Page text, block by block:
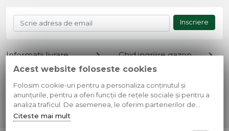
Inscriere
Informatii livrare
Termeni si conditii
Cont client
Contact
Ghid ingrijire gazon
Retur produse
Metode de plata
Confidentialitate
Acest website foloseste cookies
Folosim cookie-uri pentru a personaliza conținutul și
anunțurile, pentru a oferi funcții de rețele sociale și pentru a
analiza traficul. De asemenea, le oferim partenerilor de
rețele sociale, de publicitate și de analize informații cu privire
la modul în care folosiți site-ul nostru. Aceștia le pot combina
Citeste mai mult